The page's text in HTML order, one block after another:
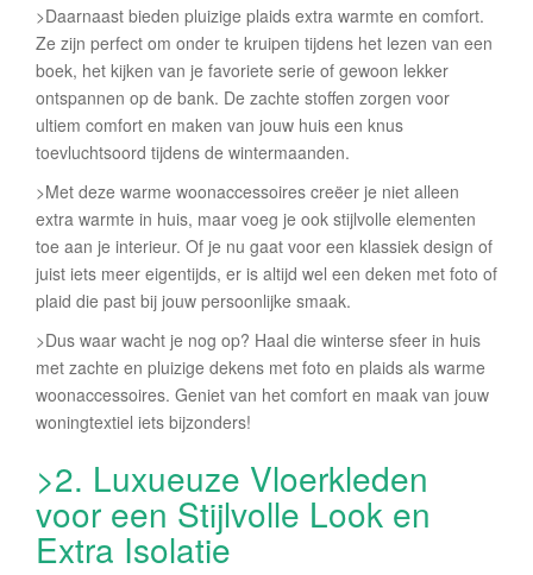
>Daarnaast bieden pluizige plaids extra warmte en comfort.
Ze zijn perfect om onder te kruipen tijdens het lezen van een
boek, het kijken van je favoriete serie of gewoon lekker
ontspannen op de bank. De zachte stoffen zorgen voor
ultiem comfort en maken van jouw huis een knus
toevluchtsoord tijdens de wintermaanden.
>Met deze warme woonaccessoires creëer je niet alleen
extra warmte in huis, maar voeg je ook stijlvolle elementen
toe aan je interieur. Of je nu gaat voor een klassiek design of
juist iets meer eigentijds, er is altijd wel een deken met foto of
plaid die past bij jouw persoonlijke smaak.
>Dus waar wacht je nog op? Haal die winterse sfeer in huis
met zachte en pluizige dekens met foto en plaids als warme
woonaccessoires. Geniet van het comfort en maak van jouw
woningtextiel iets bijzonders!
>2. Luxueuze Vloerkleden
voor een Stijlvolle Look en
Extra Isolatie